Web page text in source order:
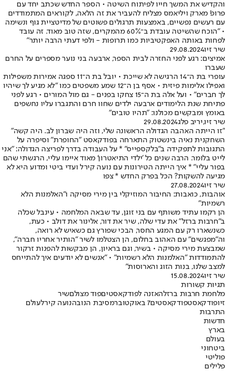
והקדיש את המשך חייו לפיתוח השיטה • הספר החדש שכתב יחד עם
פרופ' מארק ויליאמס מצליח להעביר את זה הלאה, לקוראים המתמודדים
עם רעשים נפשיים, באמצעות תרגולים פשוטים של מדיטציית גוף ונשימה
• "הוכח שהשיטה עובדת ב־60% מהמקרים, שזה טוב מאוד. זה עובד
לפחות באותה האפקטיביות כמו תרופות - ולפי דעתי הרבה יותר"
שיר זיו29.08.2024
אמיצים: רגע לפני החזרה לבית הספר, ארבעה בני נוער מספרים על החרם
שעברו
עופרי בת ה־14 הרגישה לא שייכת • יובל בת ה־11 ספגה אמירות משפילות
ואפילו אלימות פיזית • אסף בן ה־12 שמע משפטים כמו "לא מגיע לך שיהיו
לך חברים" • ועל אלה בת ה־15 צחקו בפנים - גם מול המורים • רגע לפני
פתיחת שנת הלימודים ארבעה ילדים שחוו חרם והתגברו עליו נחשפים
באומץ ומבקשים מכולנו: "תהיו טובים"
שיר זיו,יריב פלג29.08.2024
"זו הייתה האהבה הגדולה הראשונה שלי, וזה היה שברון לב. היה קשה"
השחקנית נאיה בינשטוק התארחה בפודקאסט "החופרת" וסיפרה על
התגובות לתפקידה ב"בלקספייס" * על העבודה בדרך לפריצה הגדולה: "אני
לייט בלומר. הרבה שנים כל 'ילדי התיאטרון' מאוד איימו עליי, הרגשתי שהם
בפור עליי" * איך הייתה הטירונות עם נועה קירל ועדי ביטי ומדוע היא לא
מגיעה להשקות? הכל בפרק החדש * צפו
שיר זיו27.08.2024
אוהבות, כואבות: החיבור המוזיקלי בין מירי מסיקה ו"האלמנות הלא
רשמיות"
הן רקמו עתיד משותף עם בני זוגן, עד שבאה המלחמה • עינבל שכלה
ב"חרבות ברזל" את עדי שלה, שיר את דור, אלינור את דולב • כעת,
כשנשארו רק עם המגע החסר, הבכי שפורץ גם כשאיש לא רואה,
וה"מפגשים" עם האהוב בחלום, הן הצטלמו לשיר "הותיר אחריו חברה",
שמבצעת מירי מסיקה • בשיר, וגם בראיון, הן מבקשות להפנות זרקור
להתמודדות "האלמנות הלא רשמיות" • "אנשים לא יודעים איך להתייחס
למצב שלנו, בנות הזוג והארוסות"
שיר זיו15.08.2024
תגיות קשורות
מלחמת חרבות ברזלהאזנה לפודקאסטיםפוד מצולםשיר
זיופודקאסטפודקאסטים7 באוקטובר מסיבת הנובהנועה קירלעולם
התרבות
חדשות
בארץ
בעולם
ביטחוני
פוליטי
פלילים